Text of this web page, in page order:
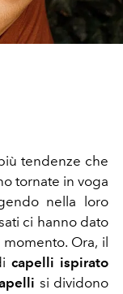
tendenze che
tornate in voga
nella loro
ci hanno dato
Ora, il
capelli ispirato
si dividono